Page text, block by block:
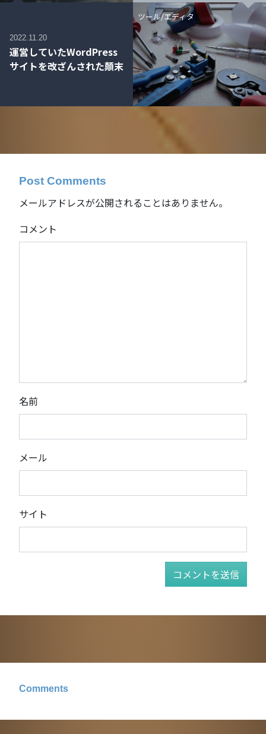
2022.11.20
運営していたWordPress
サイトを改ざんされた顛末
ツール/エディタ
Post Comments
メールアドレスが公開されることはありません。
コメント
名前
メール
サイト
Comments